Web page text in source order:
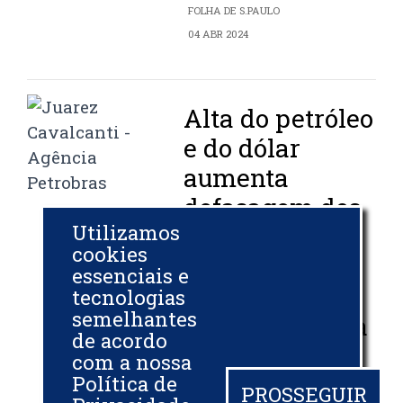
FOLHA DE S.PAULO
04 ABR 2024
Alta do petróleo
e do dólar
aumenta
defasagem dos
gasolina e do
diesel
praticados pela
Petrobras
CNN BRASIL
Utilizamos
cookies
essenciais e
tecnologias
semelhantes
de acordo
com a nossa
Política de
PROSSEGUIR